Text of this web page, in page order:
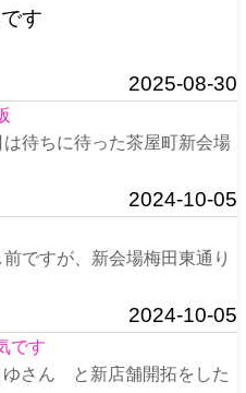
す
2025-08-30
待ちに待った茶屋町新会場
2024-10-05
ですが、新会場梅田東通り
2024-10-05
です
さん と新店舗開拓をした